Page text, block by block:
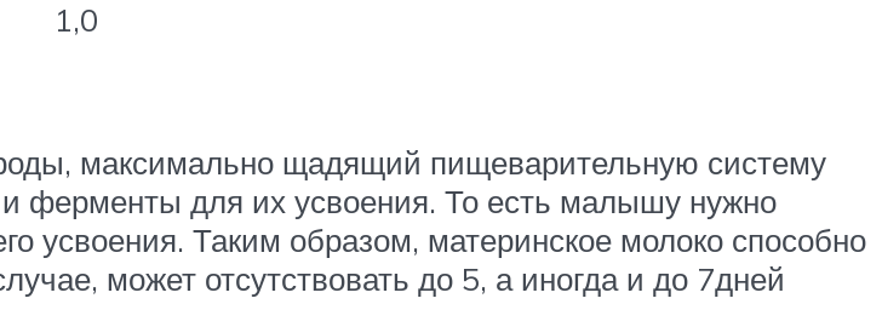
1,0
максимально щадящий пищеварительную систему
ферменты для их усвоения. То есть малышу нужно
усвоения. Таким образом, материнское молоко способно
может отсутствовать до 5, а иногда и до 7дней